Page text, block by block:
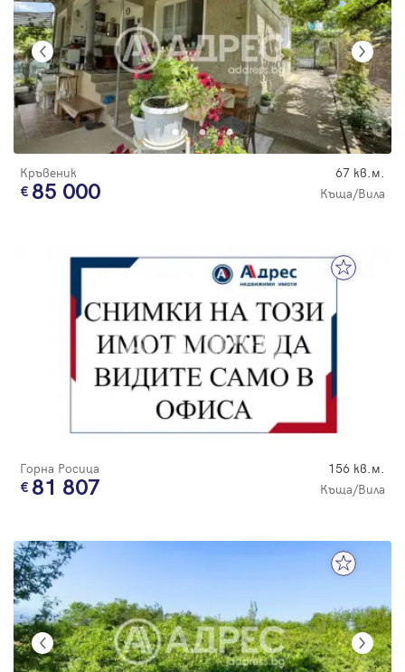
Кръвеник 67 кв.м.
85 000 Къща/Вила
Горна Росица 156 кв.м.
81 807 Къща/Вила